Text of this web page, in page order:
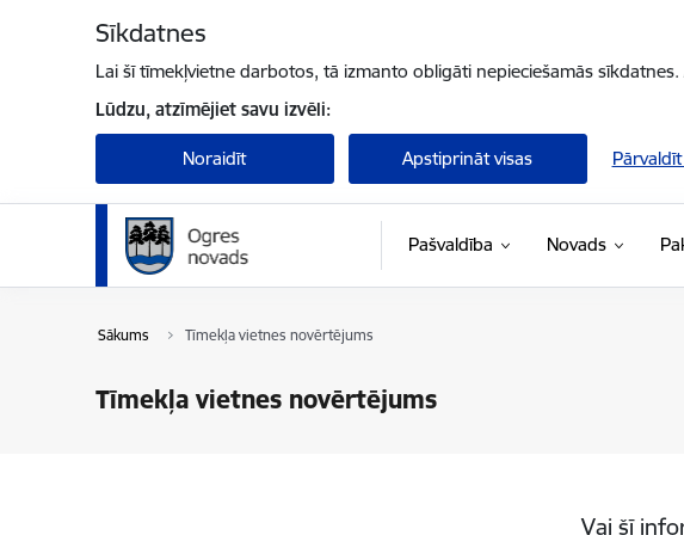
Sīkdatnes
Lai šī tīmekļvietne darbotos, tā izmanto obligāti nepieciešamās
Lūdzu, atzīmējiet savu izvēli:
Noraidīt Apstiprināt visas
Pašvaldība Novads
Sākums Tīmekļa vietnes novērtējums
Tīmekļa vietnes novērtējums
Vai šī